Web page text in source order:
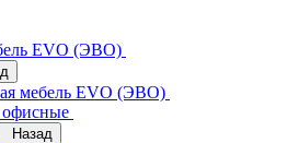
EVO (ЭВО)
мебель EVO (ЭВО)
Назад